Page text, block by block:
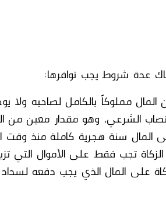
عدة شروط يجب توافرها:
مملوكاً بالكامل لصاحبه ولا
الشرعي، وهو مقدار معين من
المال سنة هجرية كاملة منذ وقت
الزكاة تجب فقط على الأموال التي
على المال الذي يجب دفعه لسداد